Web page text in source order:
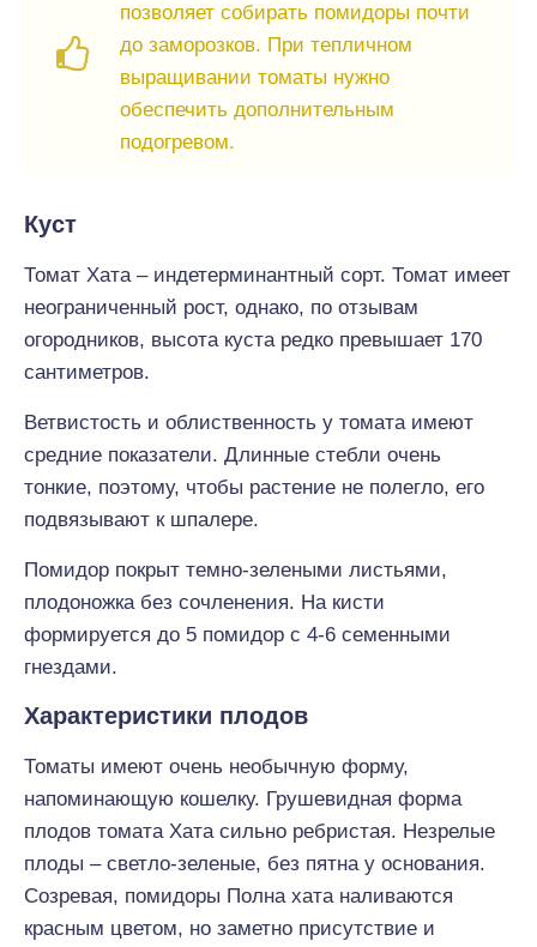
позволяет собирать помидоры почти
до заморозков. При тепличном
выращивании томаты нужно
обеспечить дополнительным
подогревом.
Куст
Томат Хата – индетерминантный сорт. Томат имеет
неограниченный рост, однако, по отзывам
огородников, высота куста редко превышает 170
сантиметров.
Ветвистость и облиственность у томата имеют
средние показатели. Длинные стебли очень
тонкие, поэтому, чтобы растение не полегло, его
подвязывают к шпалере.
Помидор покрыт темно-зелеными листьями,
плодоножка без сочленения. На кисти
формируется до 5 помидор с 4-6 семенными
гнездами.
Характеристики плодов
Томаты имеют очень необычную форму,
напоминающую кошелку. Грушевидная форма
плодов томата Хата сильно ребристая. Незрелые
плоды – светло-зеленые, без пятна у основания.
Созревая, помидоры Полна хата наливаются
красным цветом, но заметно присутствие и